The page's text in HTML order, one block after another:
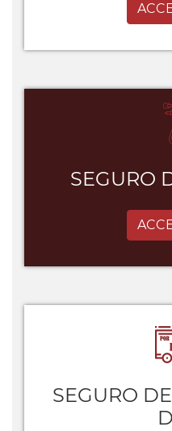
SEGURO
SEGURO